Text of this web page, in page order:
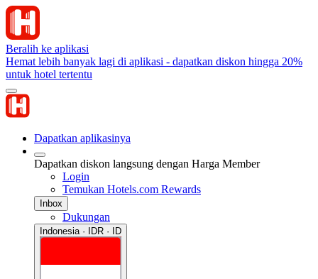
Beralih ke aplikasi
Hemat lebih banyak lagi di aplikasi - dapatkan diskon hingga 20%
untuk hotel tertentu
Dapatkan aplikasinya
Dapatkan diskon langsung dengan Harga Member
Login
Temukan Hotels.com Rewards
Inbox
Dukungan
Indonesia · IDR · ID